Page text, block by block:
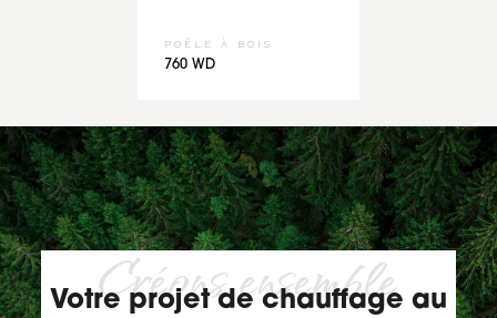
POÊLE À BOIS
760 WD
Créons ensemble
Votre projet de chauffage au